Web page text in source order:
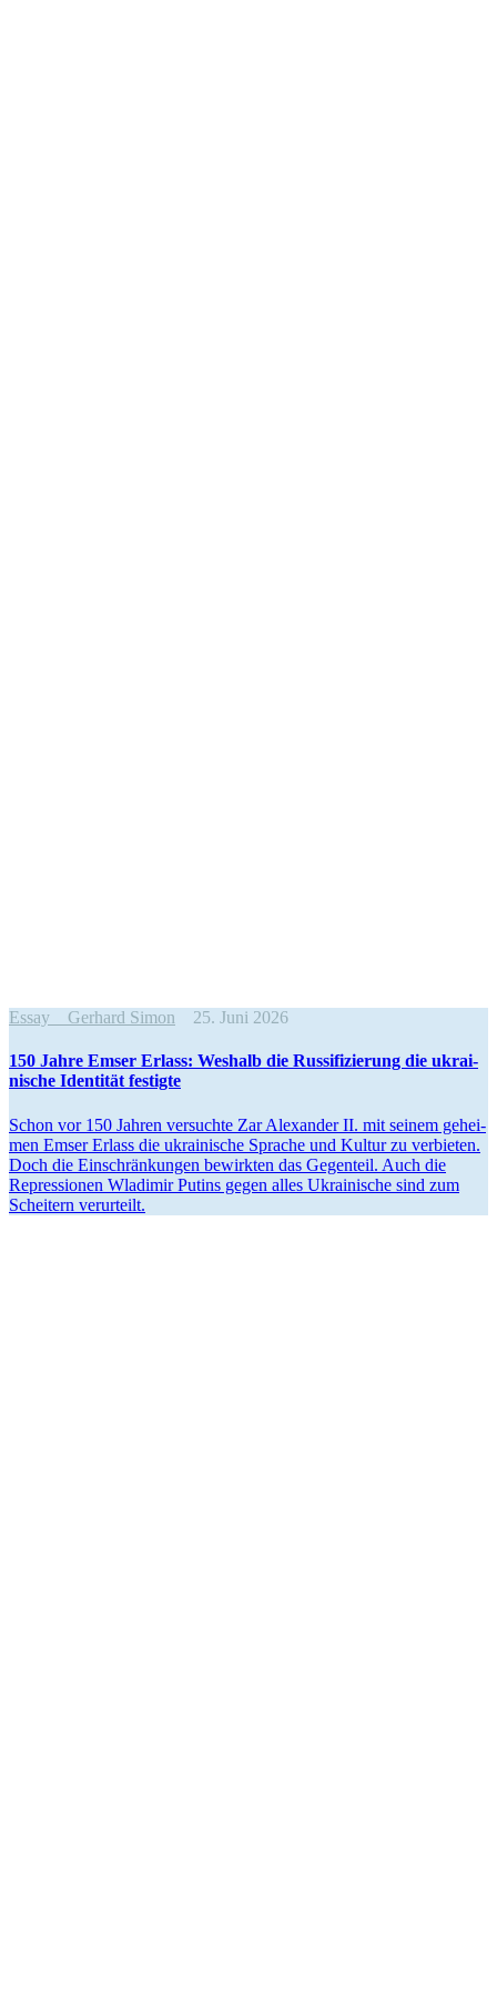
Essay Gerhard Simon 25. Juni 2026
150 Jahre Emser Erlass: Weshalb die Rus­si­fi­zie­rung die ukrai­
ni­sche Iden­ti­tät festigte
Schon vor 150 Jahren ver­suchte Zar Alex­an­der II. mit seinem gehei­
men Emser Erlass die ukrai­ni­sche Sprache und Kultur zu ver­bie­ten.
Doch die Ein­schrän­kun­gen bewirk­ten das Gegen­teil. Auch die
Repres­sio­nen Wla­di­mir Putins gegen alles Ukrai­ni­sche sind zum
Schei­tern verurteilt.